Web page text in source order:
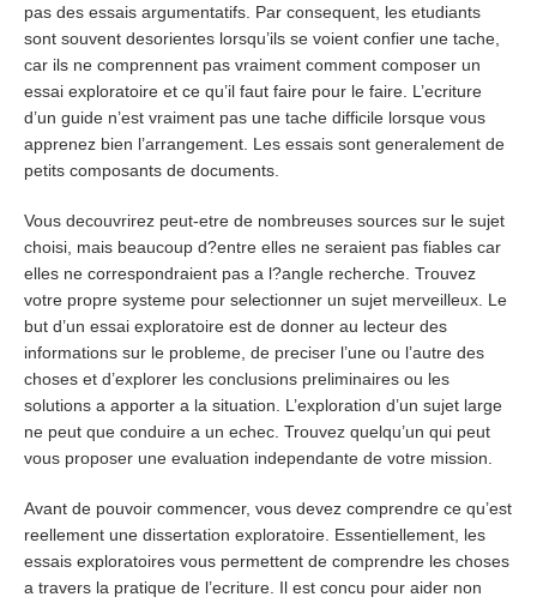
pas des essais argumentatifs. Par consequent, les etudiants
sont souvent desorientes lorsqu’ils se voient confier une tache,
car ils ne comprennent pas vraiment comment composer un
essai exploratoire et ce qu’il faut faire pour le faire. L’ecriture
d’un guide n’est vraiment pas une tache difficile lorsque vous
apprenez bien l’arrangement. Les essais sont generalement de
petits composants de documents.
Vous decouvrirez peut-etre de nombreuses sources sur le sujet
choisi, mais beaucoup d?entre elles ne seraient pas fiables car
elles ne correspondraient pas a l?angle recherche. Trouvez
votre propre systeme pour selectionner un sujet merveilleux. Le
but d’un essai exploratoire est de donner au lecteur des
informations sur le probleme, de preciser l’une ou l’autre des
choses et d’explorer les conclusions preliminaires ou les
solutions a apporter a la situation. L’exploration d’un sujet large
ne peut que conduire a un echec. Trouvez quelqu’un qui peut
vous proposer une evaluation independante de votre mission.
Avant de pouvoir commencer, vous devez comprendre ce qu’est
reellement une dissertation exploratoire. Essentiellement, les
essais exploratoires vous permettent de comprendre les choses
a travers la pratique de l’ecriture. Il est concu pour aider non